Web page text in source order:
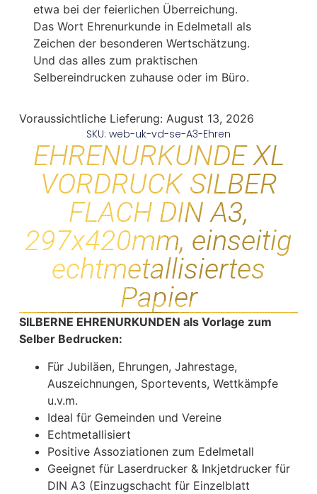
etwa bei der feierlichen Überreichung.
Das Wort Ehrenurkunde in Edelmetall als
Zeichen der besonderen Wertschätzung.
Und das alles zum praktischen
Selbereindrucken zuhause oder im Büro.
Voraussichtliche Lieferung: August 13, 2026
SKU: web-uk-vd-se-A3-Ehren
EHRENURKUNDE XL
VORDRUCK SILBER
FLACH DIN A3,
297x420mm, einseitig
echtmetallisiertes
Papier
SILBERNE EHRENURKUNDEN als Vorlage zum
Selber Bedrucken:
Für Jubiläen, Ehrungen, Jahrestage,
Auszeichnungen, Sportevents, Wettkämpfe
u.v.m.
Ideal für Gemeinden und Vereine
Echtmetallisiert
Positive Assoziationen zum Edelmetall
Geeignet für Laserdrucker & Inkjetdrucker für
DIN A3 (Einzugschacht für Einzelblatt